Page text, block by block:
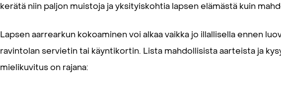
kerätä niin paljon muistoja ja yksityiskohtia lapsen elämästä kuin
Lapsen aarrearkun kokoaminen voi alkaa vaikka jo illallisella ennen
ravintolan servietin tai käyntikortin. Lista mahdollisista aarteista ja
mielikuvitus on rajana: